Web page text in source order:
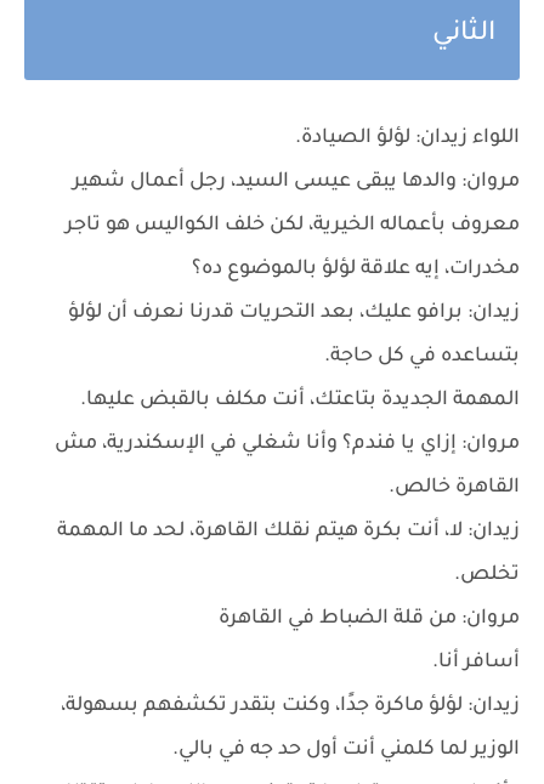
الثاني
اللواء زيدان: لؤلؤ الصيادة.
مروان: والدها يبقى عيسى السيد، رجل أعمال شهير
معروف بأعماله الخيرية، لكن خلف الكواليس هو تاجر
مخدرات، إيه علاقة لؤلؤ بالموضوع ده؟
زيدان: برافو عليك، بعد التحريات قدرنا نعرف أن لؤلؤ
بتساعده في كل حاجة.
المهمة الجديدة بتاعتك، أنت مكلف بالقبض عليها.
مروان: إزاي يا فندم؟ وأنا شغلي في الإسكندرية، مش
القاهرة خالص.
زيدان: لا، أنت بكرة هيتم نقلك القاهرة، لحد ما المهمة
تخلص.
مروان: من قلة الضباط في القاهرة
أسافر أنا.
زيدان: لؤلؤ ماكرة جدًا، وكنت بتقدر تكشفهم بسهولة،
الوزير لما كلمني أنت أول حد جه في بالي.